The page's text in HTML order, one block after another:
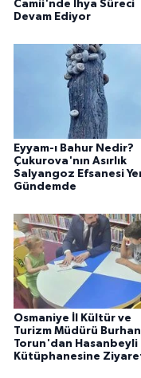
Camii'nde İhya Süreci
Devam Ediyor
Eyyam-ı Bahur Nedir?
Çukurova'nın Asırlık
Salyangoz Efsanesi
Gündemde
Osmaniye İl Kültür ve
Turizm Müdürü Burhan
Torun'dan Hasanbeyli
Kütüphanesine